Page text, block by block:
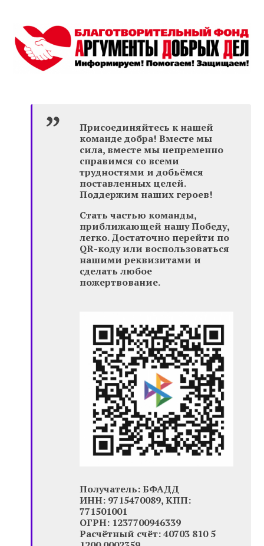
Присоединяйтесь к нашей
команде добра! Вместе мы
сила, вместе мы непременно
справимся со всеми
трудностями и добьёмся
поставленных целей.
Поддержим наших героев!
Стать частью команды,
приближающей нашу Победу,
легко. Достаточно перейти по
QR-коду или воспользоваться
нашими реквизитами и
сделать любое
пожертвование.
Получатель: БФАДД
ИНН: 9715470089, КПП:
771501001
ОГРН: 1237700946339
Расчётный счёт: 40703 810 5